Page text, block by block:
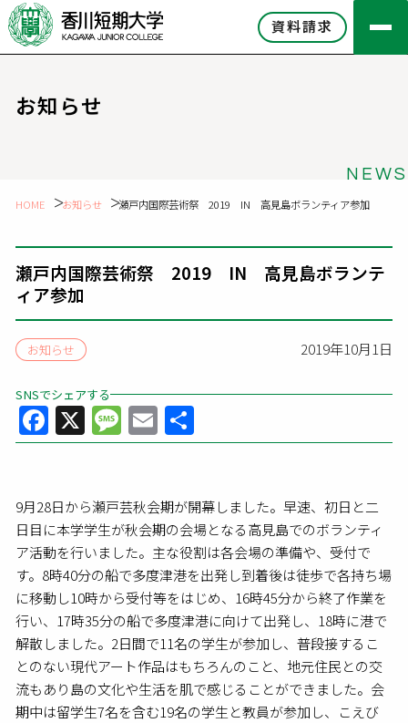
資料請求
お知らせ
NEWS
HOME お知らせ 瀬戸内国際芸術祭 2019 IN 高見島ボランティア参加
瀬戸内国際芸術祭 2019 IN 高見島ボランテ
ィア参加
お知らせ 2019年10月1日
SNSでシェアする
Facebook
X Message
Email
有
9月28日から瀬戸芸秋会期が開幕しました。早速、初日と二
日目に本学学生が秋会期の会場となる高見島でのボランティ
ア活動を行いました。主な役割は各会場の準備や、受付で
す。8時40分の船で多度津港を出発し到着後は徒歩で各持ち場
に移動し10時から受付等をはじめ、16時45分から終了作業を
行い、17時35分の船で多度津港に向けて出発し、18時に港で
解散しました。2日間で11名の学生が参加し、普段接するこ
とのない現代アート作品はもちろんのこと、地元住民との交
流もあり島の文化や生活を肌で感じることができました。会
期中は留学生7名を含む19名の学生と教員が参加し、こえび